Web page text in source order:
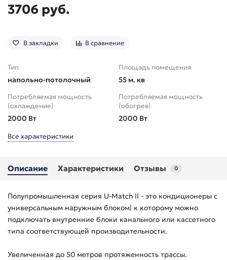
3706 руб.
В закладки В сравнение
Тип
напольно-потолочный
Площадь помещения
55 м. кв
Потребляемая мощность
(охлаждение)
2000 Вт
Потребляемая мощность
(обогрев)
2000 Вт
Все характеристики
Описание Характеристики Отзывы 0
Полупромышленная серия U-Match II - это кондиционеры с
универсальным наружным блоком| к которому можно
подключать внутренние блоки канального или кассетного
типа соответствующей производительности.
Увеличенная до 50 метров протяженность трассы.